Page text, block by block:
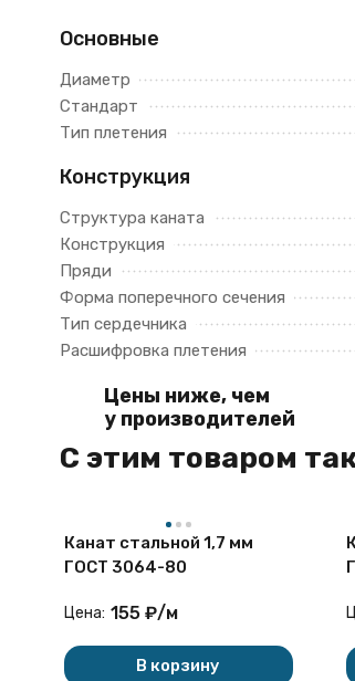
Основные
Диаметр
Стандарт
Тип плетения
Конструкция
Структура каната
Конструкция
Пряди
Форма поперечного сечения
Тип сердечника
Расшифровка плетения
Цены ниже, чем
у производителей
C этим товаром
Канат стальной 1,7 мм
ГОСТ 3064-80
Цена: 155 ₽/м
В корзину